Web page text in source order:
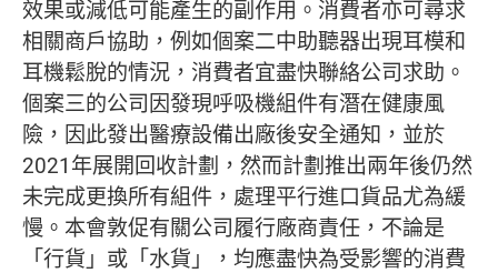
效果或減低可能產生的副作用。消費者亦可尋求
相關商戶協助，例如個案二中助聽器出現耳模和
耳機鬆脫的情況，消費者宜盡快聯絡公司求助。
個案三的公司因發現呼吸機組件有潛在健康風
險，因此發出醫療設備出廠後安全通知，並於
2021年展開回收計劃，然而計劃推出兩年後仍然
未完成更換所有組件，處理平行進口貨品尤為緩
慢。本會敦促有關公司履行廠商責任，不論是
「行貨」或「水貨」，均應盡快為受影響的消費